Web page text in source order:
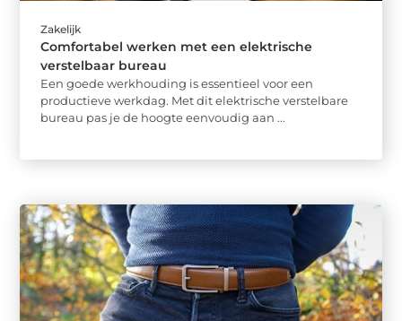
Zakelijk
Comfortabel werken met een elektrische
verstelbaar bureau
Een goede werkhouding is essentieel voor een
productieve werkdag. Met dit elektrische verstelbare
bureau pas je de hoogte eenvoudig aan ...